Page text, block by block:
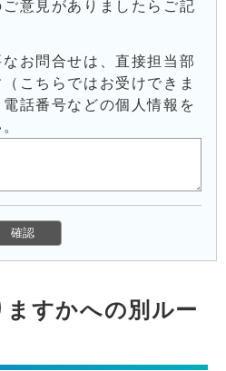
意見がありましたらご記
なお問合せは、直接担当部
こちらではお受けできま
話番号などの個人情報を
すかへの別ルー